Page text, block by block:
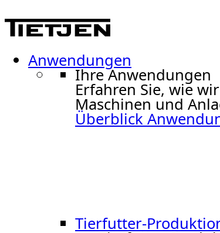
Anwendungen
Ihre Anwendungen
Erfahren Sie, wie
Maschinen und
Überblick
Tierfutter-